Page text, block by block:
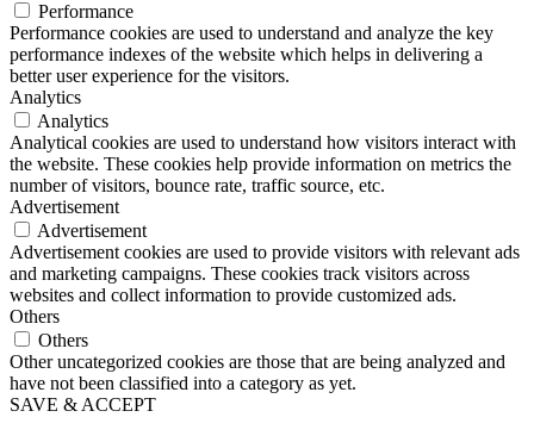
Performance
Performance cookies are used to understand and analyze the key
performance indexes of the website which helps in delivering a
better user experience for the visitors.
Analytics
Analytics
Analytical cookies are used to understand how visitors interact with
the website. These cookies help provide information on metrics the
number of visitors, bounce rate, traffic source, etc.
Advertisement
Advertisement
Advertisement cookies are used to provide visitors with relevant ads
and marketing campaigns. These cookies track visitors across
websites and collect information to provide customized ads.
Others
Others
Other uncategorized cookies are those that are being analyzed and
have not been classified into a category as yet.
SAVE & ACCEPT